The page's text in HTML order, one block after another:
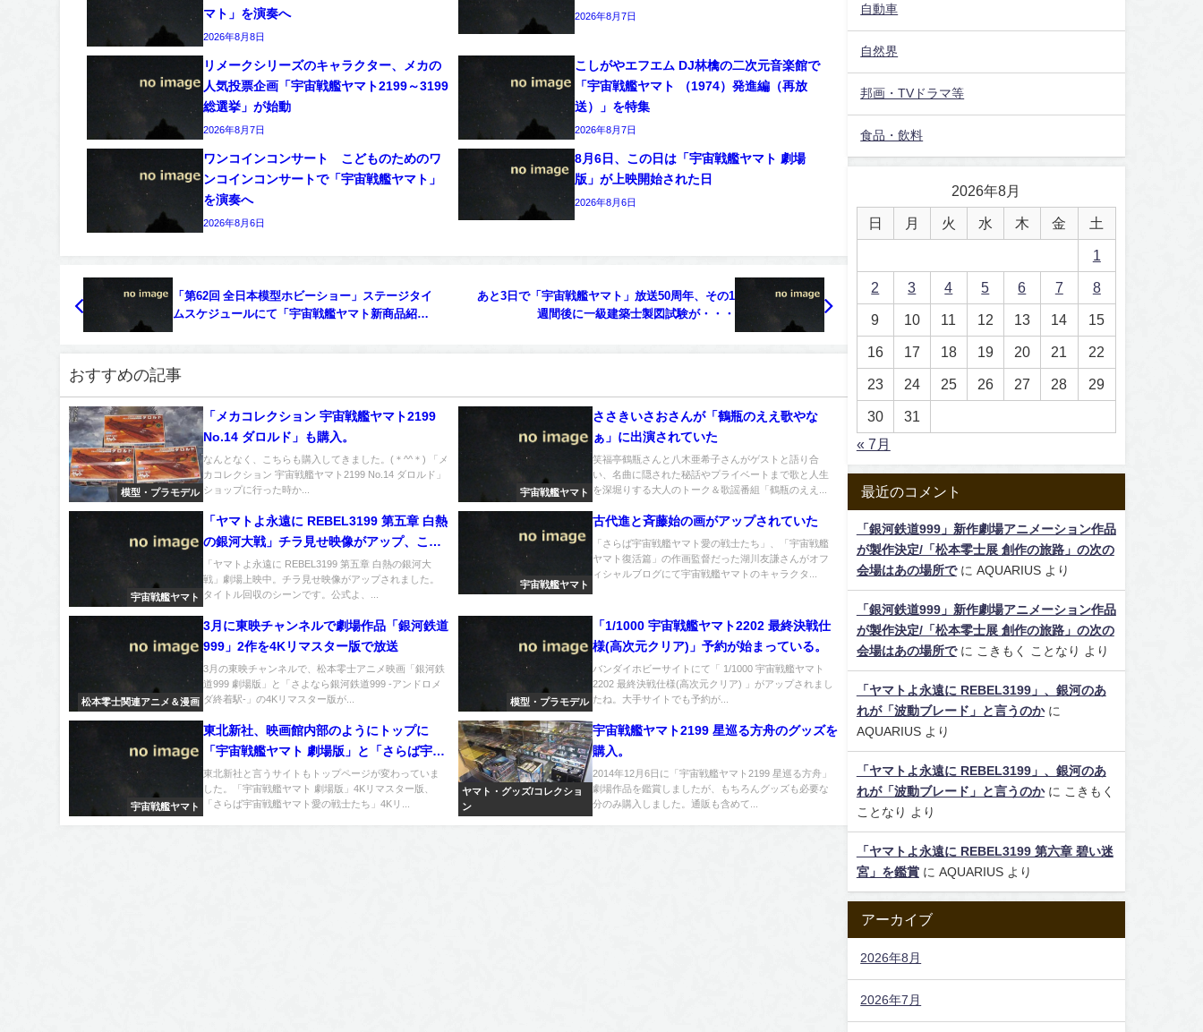
マト」を演奏へ
2026年8月8日
2026年8月7日
リメークシリーズのキャラクター、メカの
人気投票企画「宇宙戦艦ヤマト2199～3199
総選挙」が始動
2026年8月7日
こしがやエフエム DJ林檎の二次元音楽館で
「宇宙戦艦ヤマト （1974）発進編（再放
送）」を特集
2026年8月7日
ワンコインコンサート こどものためのワ
ンコインコンサートで「宇宙戦艦ヤマト」
を演奏へ
2026年8月6日
8月6日、この日は「宇宙戦艦ヤマト 劇場
版」が上映開始された日
2026年8月6日
「第62回 全日本模型ホビーショー」ステージタイ
ムスケジュールにて「宇宙戦艦ヤマト新商品紹介
あと3日で「宇宙戦艦ヤマト」放送50周年、その1
週間後に一級建築士製図試験が・・・
おすすめの記事
模型・プラモデル
「メカコレクション 宇宙戦艦ヤマト2199
No.14 ダロルド」も購入。
なんとなく、こちらも購入してきました。(＊^^＊) 「メ
カコレクション 宇宙戦艦ヤマト2199 No.14 ダロルド」
ショップに行った時か...
宇宙戦艦ヤマト
ささきいさおさんが「鶴瓶のええ歌やな
ぁ」に出演されていた
笑福亭鶴瓶さんと八木亜希子さんがゲストと語り合
い、名曲に隠された秘話やプライベートまで歌と人生
を深堀りする大人のトーク＆歌謡番組「鶴瓶のええ...
宇宙戦艦ヤマト
「ヤマトよ永遠に REBEL3199 第五章 白熱
の銀河大戦」チラ見せ映像がアップ、これ
がタイトル回収のシーン
「ヤマトよ永遠に REBEL3199 第五章 白熱の銀河大
戦」劇場上映中。チラ見せ映像がアップされました。
タイトル回収のシーンです。公式よ、...
宇宙戦艦ヤマト
古代進と斉藤始の画がアップされていた
「さらば宇宙戦艦ヤマト愛の戦士たち」、「宇宙戦艦
ヤマト復活篇」の作画監督だった湖川友謙さんがオフ
ィシャルブログにて宇宙戦艦ヤマトのキャラクタ...
松本零士関連アニメ＆漫画
3月に東映チャンネルで劇場作品「銀河鉄道
999」2作を4Kリマスター版で放送
3月の東映チャンネルで、松本零士アニメ映画「銀河鉄
道999 劇場版」と「さよなら銀河鉄道999 -アンドロメ
ダ終着駅-」の4Kリマスター版が...
模型・プラモデル
「1/1000 宇宙戦艦ヤマト2202 最終決戦仕
様(高次元クリア)」予約が始まっている。
バンダイホビーサイトにて「 1/1000 宇宙戦艦ヤマト
2202 最終決戦仕様(高次元クリア) 」がアップされまし
たね。大手サイトでも予約が...
宇宙戦艦ヤマト
東北新社、映画館内部のようにトップに
「宇宙戦艦ヤマト 劇場版」と「さらば宇宙
戦艦ヤマト愛の戦士たち」の4Kリマスター
版を飾る
東北新社と言うサイトもトップページが変わっていま
した。「宇宙戦艦ヤマト 劇場版」4Kリマスター版、
「さらば宇宙戦艦ヤマト愛の戦士たち」4Kリ...
ヤマト・グッズ/コレクショ
ン
宇宙戦艦ヤマト2199 星巡る方舟のグッズを
購入。
2014年12月6日に「宇宙戦艦ヤマト2199 星巡る方舟」
劇場作品を鑑賞しましたが、もちろんグッズも必要な
分のみ購入しました。通販も含めて...
自動車
自然界
邦画・TVドラマ等
食品・飲料
2026年8月
日 月 火 水 木 金 土
1
2 3 4 5 6 7 8
9 10 11 12 13 14 15
16 17 18 19 20 21 22
23 24 25 26 27 28 29
30
31
« 7月
最近のコメント
「銀河鉄道999」新作劇場アニメーション作品
が製作決定/「松本零士展 創作の旅路」の次の
会場はあの場所でに AQUARIUSより
「銀河鉄道999」新作劇場アニメーション作品
が製作決定/「松本零士展 創作の旅路」の次の
会場はあの場所でに こきもく ことなり より
「ヤマトよ永遠に REBEL3199」、銀河のあ
れが「波動ブレード」と言うのかに
AQUARIUSより
「ヤマトよ永遠に REBEL3199」、銀河のあ
れが「波動ブレード」と言うのかに
こきもく
ことなり
より
「ヤマトよ永遠に REBEL3199 第六章 碧い迷
宮」を鑑賞に AQUARIUSより
アーカイブ
2026年8月
2026年7月